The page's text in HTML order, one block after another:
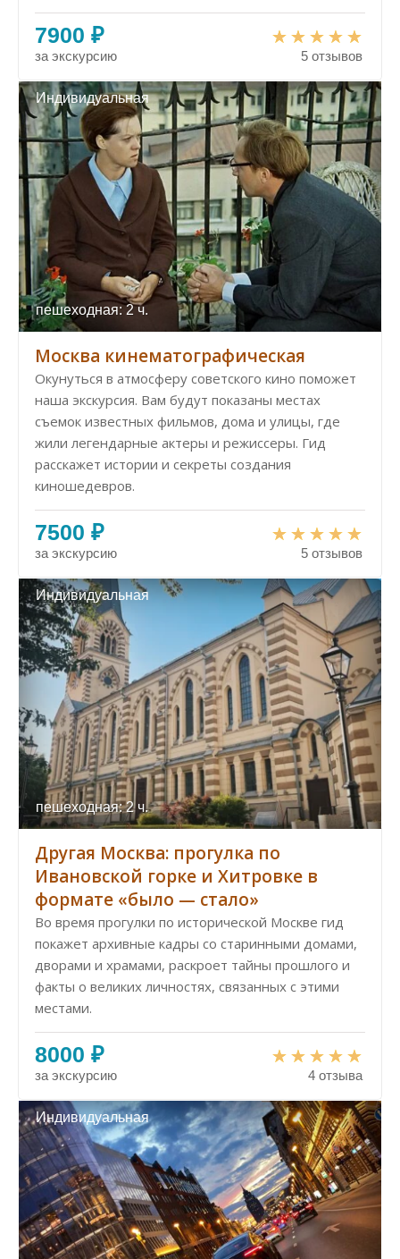
7900 ₽
за экскурсию 5 отзывов
Индивидуальная
пешеходная: 2 ч.
Москва кинематографическая
Окунуться в атмосферу советского кино поможет
наша экскурсия. Вам будут показаны местах
съемок известных фильмов, дома и улицы, где
жили легендарные актеры и режиссеры. Гид
расскажет истории и секреты создания
киношедевров.
7500 ₽
за экскурсию 5 отзывов
Индивидуальная
пешеходная: 2 ч.
Другая Москва: прогулка по
Ивановской горке и Хитровке в
формате «было — стало»
Во время прогулки по исторической Москве гид
покажет архивные кадры со старинными домами,
дворами и храмами, раскроет тайны прошлого и
факты о великих личностях, связанных с этими
местами.
8000 ₽
за экскурсию 4 отзыва
Индивидуальная